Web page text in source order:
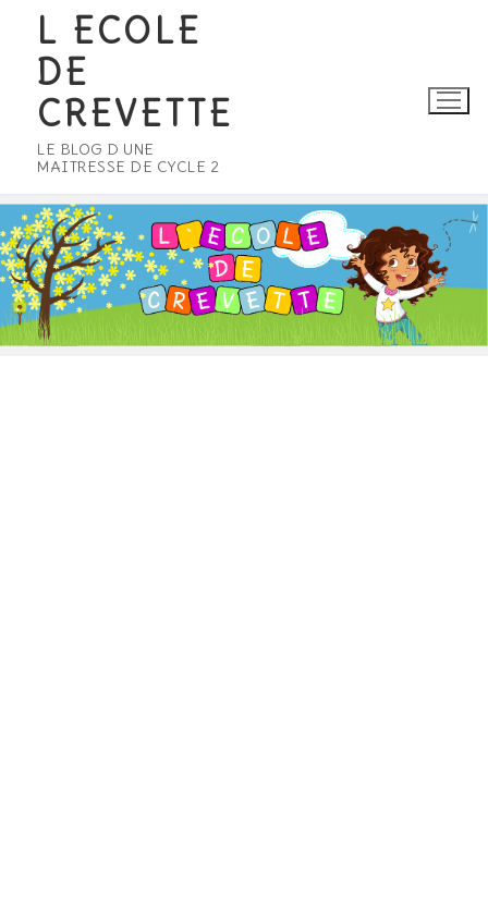
contenu
L ECOLE
DE
CREVETTE
LE BLOG D UNE
MAITRESSE DE CYCLE 2